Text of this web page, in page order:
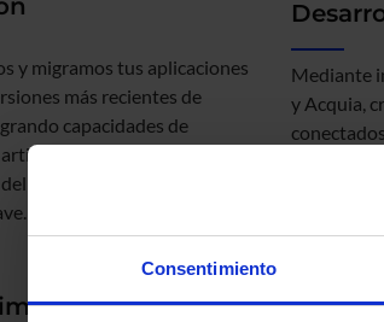
Consentimiento
y migramos tus aplicaciones
más recientes de
capacidades de
para mejorar la
usuario y automatizar
Mediante
y Acquia,